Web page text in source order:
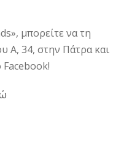
μπορείτε να τη
Α, 34, στην Πάτρα και